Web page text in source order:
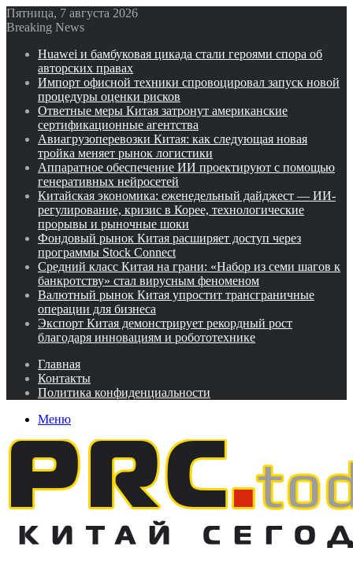
Пятница, 7 августа 2026
Breaking News
Huawei и бамбуковая цикада стали героями спора об
авторских правах
Импорт офисной техники спровоцировал запуск новой
процедуры оценки рисков
Ответные меры Китая затронут американские
сертификационные агентства
Авиагрузоперевозки Китая: как следующая новая
тройка меняет рынок логистики
Аппаратное обеспечение ИИ проектируют с помощью
генеративных нейросетей
Китайская экономика: еженедельный дайджест — ИИ-
регулирование, кризис в Корее, технологические
прорывы и рыночные шоки
Фондовый рынок Китая расширяет доступ через
программы Stock Connect
Средний класс Китая на грани: «Набор из семи шагов к
банкротству» стал вирусным феноменом
Валютный рынок Китая упростит трансграничные
операции для бизнеса
Экспорт Китая демонстрирует рекордный рост
благодаря инновациям и робототехнике
Главная
Контакты
Политика конфиденциальности
Меню